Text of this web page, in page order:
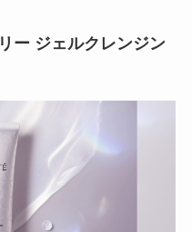
ー ジェルクレンジン